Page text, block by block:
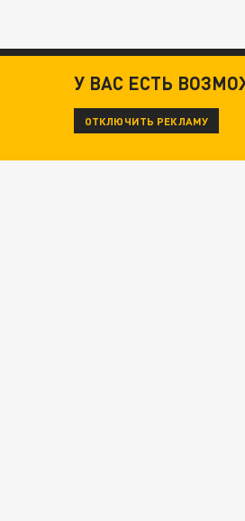
У ВАС ЕСТЬ
ОТКЛЮЧИТЬ РЕКЛАМУ